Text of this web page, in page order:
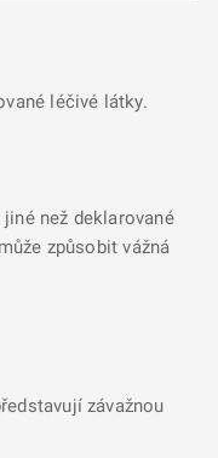
léčivé látky.
než deklarované
způsobit vážná
závažnou